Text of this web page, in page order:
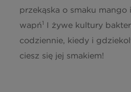
w tym kwasy nasycone
Węglowodany
przekąska o smaku mango
wapń1 I żywe kultury
codziennie, kiedy i
ciesz się jej smakiem!